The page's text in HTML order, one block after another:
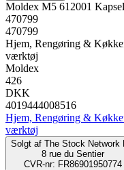
Moldex M5 612001
470799
470799
Hjem, Rengøring &
værktøj
Moldex
426
DKK
4019444008516
Hjem, Rengøring &
værktøj
Solgt af The Stock Network
8 rue du Sentier
CVR-nr: FR86901950774